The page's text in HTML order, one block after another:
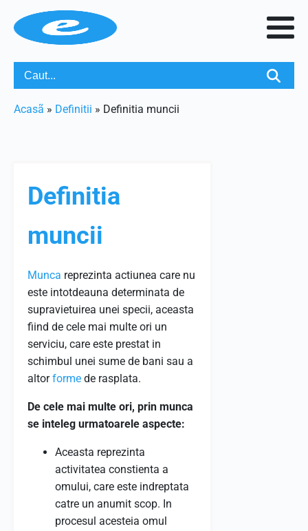
Acasã » Definitii » Definitia muncii
Definitia
muncii
Munca reprezinta actiunea care nu
este intotdeauna determinata de
supravietuirea unei specii, aceasta
fiind de cele mai multe ori un
serviciu, care este prestat in
schimbul unei sume de bani sau a
altorforme de rasplata.
De cele mai multe ori, prin munca
se inteleg urmatoarele aspecte:
Aceasta reprezinta
activitatea constienta a
omului, care este indreptata
catre un anumit scop. In
procesul acesteia omul